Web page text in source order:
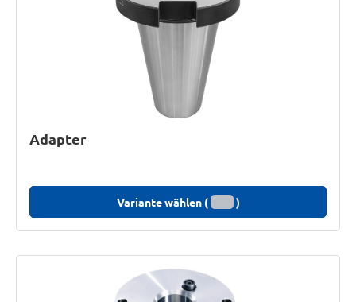
Adapter
Variante wählen ( )